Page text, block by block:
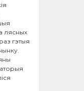
лясных
гэтыя